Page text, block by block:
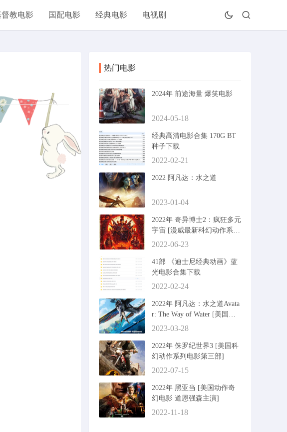
督教电影 国配电影 经典电影 电视剧
热门电影
2024年 前途海量 爆笑电影
2024-05-18
经典高清电影合集 170G BT
种子下载
2022-02-21
2022 阿凡达：水之道
2023-01-04
2022年 奇异博士2：疯狂多元
宇宙 [漫威最新科幻动作系列
第二部]
2022-06-23
41部 《迪士尼经典动画》蓝
光电影合集下载
2022-02-24
2022年 阿凡达：水之道Avata
r: The Way of Water [美国科
幻动作冒险电影]
2023-03-28
2022年 侏罗纪世界3 [美国科
幻动作系列电影第三部]
2022-07-15
2022年 黑亚当 [美国动作奇
幻电影 道恩强森主演]
2022-11-18